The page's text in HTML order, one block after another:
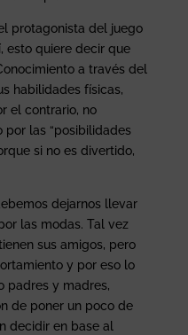
protagonista del juego
esto quiere decir que
a través del
habilidades físicas,
el contrario, no
las “posibilidades
si no es divertido,
dejarnos llevar
las modas. Tal vez
sus amigos, pero
y por eso lo
padres y madres,
de poner un poco de
decidir en base al